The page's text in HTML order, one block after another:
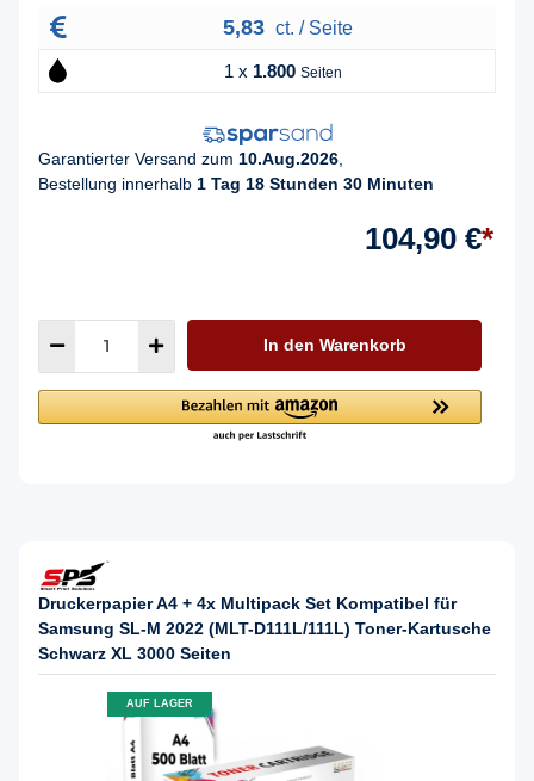
5,83 ct. / Seite
1 x 1.800 Seiten
Garantierter Versand zum 10.Aug.2026
Bestellung innerhalb 1 Tag 18 Stunden 30 Minuten
104,90 €*
In den Warenkorb
Druckerpapier A4 + 4x Multipack Set Kompatibel für
Samsung SL-M 2022 (MLT-D111L/111L) Toner-Kartusche
Schwarz XL 3000 Seiten
AUF LAGER